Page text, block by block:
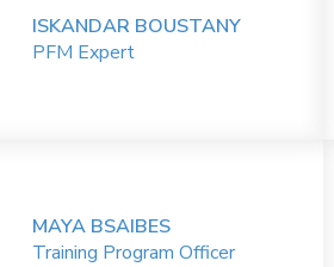
ISKANDAR BOUSTANY
PFM Expert
MAYA BSAIBES
Training Program Officer